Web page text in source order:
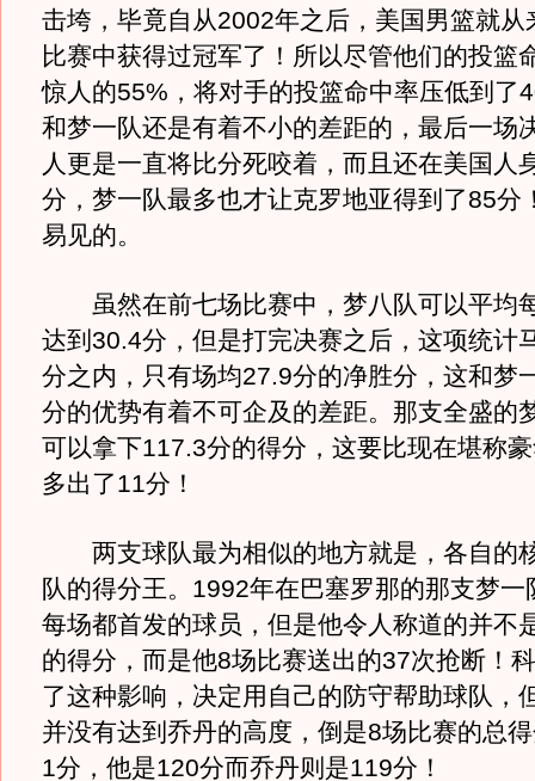
击垮，毕竟自从2002年之后，美国男篮就从
比赛中获得过冠军了！所以尽管他们的投篮
惊人的55%，将对手的投篮命中率压低到了
和梦一队还是有着不小的差距的，最后一场
人更是一直将比分死咬着，而且还在美国人
分，梦一队最多也才让克罗地亚得到了85分
易见的。
虽然在前七场比赛中，梦八队可以平均
达到30.4分，但是打完决赛之后，这项统计
分之内，只有场均27.9分的净胜分，这和梦
分的优势有着不可企及的差距。那支全盛的
可以拿下117.3分的得分，这要比现在堪称
多出了11分！
两支球队最为相似的地方就是，各自的
队的得分王。1992年在巴塞罗那的那支梦一
每场都首发的球员，但是他令人称道的并不
的得分，而是他8场比赛送出的37次抢断！
了这种影响，决定用自己的防守帮助球队，
并没有达到乔丹的高度，倒是8场比赛的总
1分，他是120分而乔丹则是119分！